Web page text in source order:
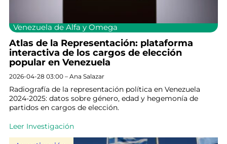
Venezuela de Alfa y Omega
Atlas de la Representación: plataforma
interactiva de los cargos de elección
popular en Venezuela
2026-04-28 03:00 – Ana Salazar
Radiografía de la representación política en Venezuela
2024-2025: datos sobre género, edad y hegemonía de
partidos en cargos de elección.
Leer Investigación